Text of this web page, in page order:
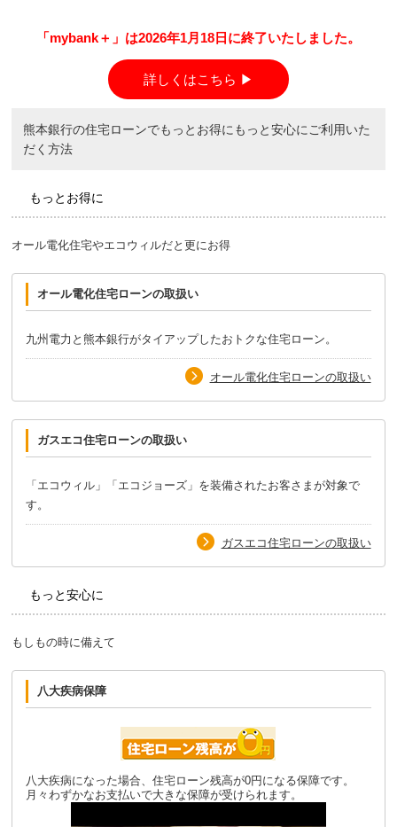
「mybank＋」は2026年1月18日に終了いたしました。
詳しくはこちら ▶
熊本銀行の住宅ローンでもっとお得にもっと安心にご利用いた
だく方法
もっとお得に
オール電化住宅やエコウィルだと更にお得
オール電化住宅ローンの取扱い
九州電力と熊本銀行がタイアップしたおトクな住宅ローン。
オール電化住宅ローンの取扱い
ガスエコ住宅ローンの取扱い
「エコウィル」「エコジョーズ」を装備されたお客さまが対象で
す。
ガスエコ住宅ローンの取扱い
もっと安心に
もしもの時に備えて
八大疾病保障
八大疾病になった場合、住宅ローン残高が0円になる保障です。
月々わずかなお支払いで大きな保障が受けられます。